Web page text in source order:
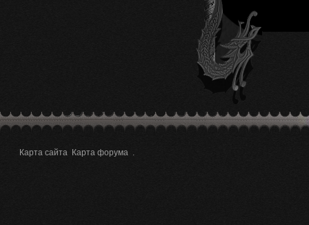
Карта сайта Карта форума